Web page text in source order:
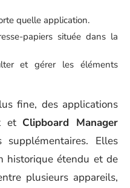
quelle application.
papiers située dans la
et gérer les éléments
fine, des applications
et Clipboard Manager
Elles
historique étendu et de
plusieurs appareils,